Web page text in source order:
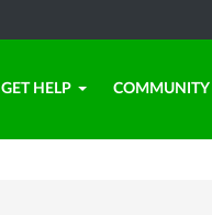
GET HELP COMMUNITY